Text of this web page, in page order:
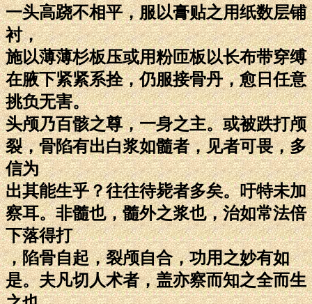
一头高跷不相平，服以膏贴之用纸数层铺
衬，
施以薄薄杉板压或用粉匝板以长布带穿缚
在腋下紧紧系拴，仍服接骨丹，愈日任意
挑负无害。
头颅乃百骸之尊，一身之主。或被跌打颅
裂，骨陷有出白浆如髓者，见者可畏，多
信为
出其能生乎？往往待毙者多矣。吁特未加
察耳。非髓也，髓外之浆也，治如常法倍
下落得打
，陷骨自起，裂颅自合，功用之妙有如
是。夫凡切人术者，盖亦察而知之全而生